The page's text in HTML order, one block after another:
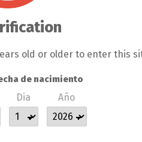
old or older to enter this
de nacimiento
Dia Año
DE
NO SE
GROW
DE